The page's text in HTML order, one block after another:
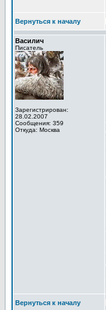
Вернуться к началу
Василич
Писатель
Зарегистрирован:
28.02.2007
Сообщения: 359
Откуда: Москва
Вернуться к началу